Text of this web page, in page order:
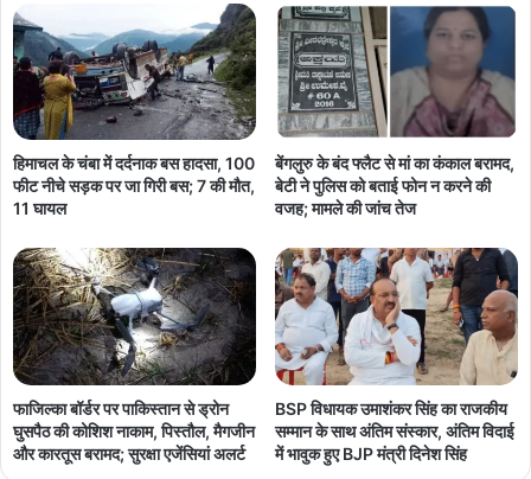
हिमाचल के चंबा में दर्दनाक बस हादसा, 100
फीट नीचे सड़क पर जा गिरी बस; 7 की मौत,
11 घायल
बेंगलुरु के बंद फ्लैट से मां का कंकाल बरामद,
बेटी ने पुलिस को बताई फोन न करने की
वजह; मामले की जांच तेज
फाजिल्का बॉर्डर पर पाकिस्तान से ड्रोन
घुसपैठ की कोशिश नाकाम, पिस्तौल, मैगजीन
और कारतूस बरामद; सुरक्षा एजेंसियां अलर्ट
BSP विधायक उमाशंकर सिंह का राजकीय
सम्मान के साथ अंतिम संस्कार, अंतिम विदाई
में भावुक हुए BJP मंत्री दिनेश सिंह